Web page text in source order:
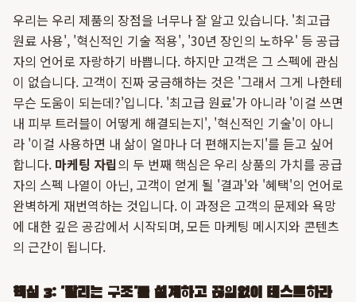
우리는 우리 제품의 장점을 너무나 잘 알고 있습니다. '최고급
원료 사용', '혁신적인 기술 적용', '30년 장인의 노하우' 등 공급
자의 언어로 자랑하기 바쁩니다. 하지만 고객은 그 스펙에 관심
이 없습니다. 고객이 진짜 궁금해하는 것은 '그래서 그게 나한테
무슨 도움이 되는데?'입니다. '최고급 원료'가 아니라 '이걸 쓰면
내 피부 트러블이 어떻게 해결되는지', '혁신적인 기술'이 아니
라 '이걸 사용하면 내 삶이 얼마나 더 편해지는지'를 듣고 싶어
합니다. 마케팅 자립의 두 번째 핵심은 우리 상품의 가치를 공급
자의 스펙 나열이 아닌, 고객이 얻게 될 '결과'와 '혜택'의 언어로
완벽하게 재번역하는 것입니다. 이 과정은 고객의 문제와 욕망
에 대한 깊은 공감에서 시작되며, 모든 마케팅 메시지와 콘텐츠
의 근간이 됩니다.
핵심 3: '팔리는 구조'를 설계하고 끊임없이 테스트하라